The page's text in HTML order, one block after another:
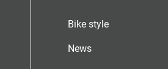
Bike style
News